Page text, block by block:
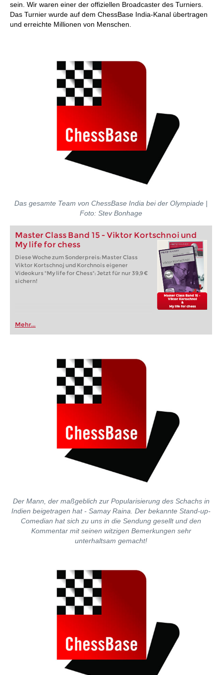
sein. Wir waren einer der offiziellen Broadcaster des Turniers.
Das Turnier wurde auf dem ChessBase India-Kanal übertragen
und erreichte Millionen von Menschen.
Das gesamte Team von ChessBase India bei der Olympiade |
Foto: Stev Bonhage
Master Class Band 15 - Viktor Kortschnoi und
My life for chess
Diese Woche zum Sonderpreis: Master Class
Viktor Kortschnoj und Korchnois eigener
Videokurs "My life for Chess": Jetzt für nur 39,9 €
sichern!
Mehr...
Der Mann, der maßgeblich zur Popularisierung des Schachs in
Indien beigetragen hat - Samay Raina. Der bekannte Stand-up-
Comedian hat sich zu uns in die Sendung gesellt und den
Kommentar mit seinen witzigen Bemerkungen sehr
unterhaltsam gemacht!